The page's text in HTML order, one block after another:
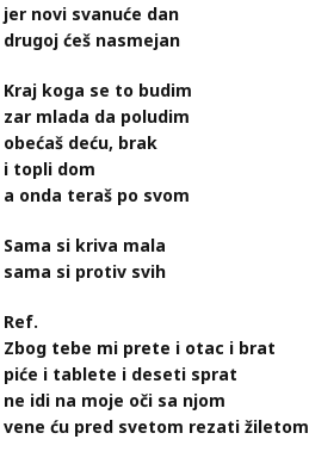
jer novi svanuće dan
drugoj ćeš nasmejan
Kraj koga se to budim
zar mlada da poludim
obećaš deću, brak
i topli dom
a onda teraš po svom
Sama si kriva mala
sama si protiv svih
Ref.
Zbog tebe mi prete i otac i brat
piće i tablete i deseti sprat
ne idi na moje oči sa njom
vene ću pred svetom rezati žiletom